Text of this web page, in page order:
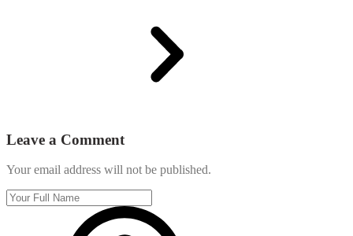
Leave a Comment
Your email address will not be published.